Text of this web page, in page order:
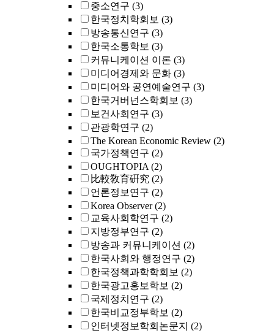
중소연구 (3)
한국정치학회보 (3)
방송통신연구 (3)
한국소통학보 (3)
커뮤니케이션 이론 (3)
미디어경제와 문화 (3)
미디어와 공연예술연구 (3)
한국거버넌스학회보 (3)
보건사회연구 (3)
관광학연구 (2)
The Korean Economic Review (2)
국가정책연구 (2)
OUGHTOPIA (2)
比較敎育硏究 (2)
언론정보연구 (2)
Korea Observer (2)
교육사회학연구 (2)
지방정부연구 (2)
방송과 커뮤니케이션 (2)
한국사회와 행정연구 (2)
한국정책과학학회보 (2)
한국광고홍보학보 (2)
국제정치연구 (2)
한국비교정부학보 (2)
인터넷정보학회논문지 (2)